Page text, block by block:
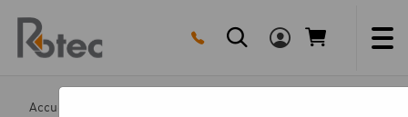
content
Accueil